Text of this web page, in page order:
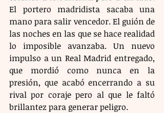
El portero madridista sacaba una
mano para salir vencedor. El guión de
las noches en las que se hace realidad
lo imposible avanzaba. Un nuevo
impulso a un Real Madrid entregado,
que mordió como nunca en la
presión, que acabó encerrando a su
rival por coraje pero al que le faltó
brillantez para generar peligro.